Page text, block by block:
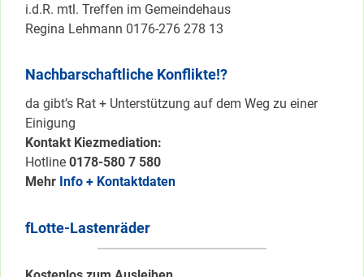
i.d.R. mtl. Treffen im Gemeindehaus
Regina Lehmann 0176-276 278 13
Nachbarschaftliche Konflikte!?
da gibt’s Rat + Unterstützung auf dem Weg zu einer
Einigung
Kontakt Kiezmediation:
Hotline 0178-580 7 580
Mehr Info + Kontaktdaten
fLotte-Lastenräder